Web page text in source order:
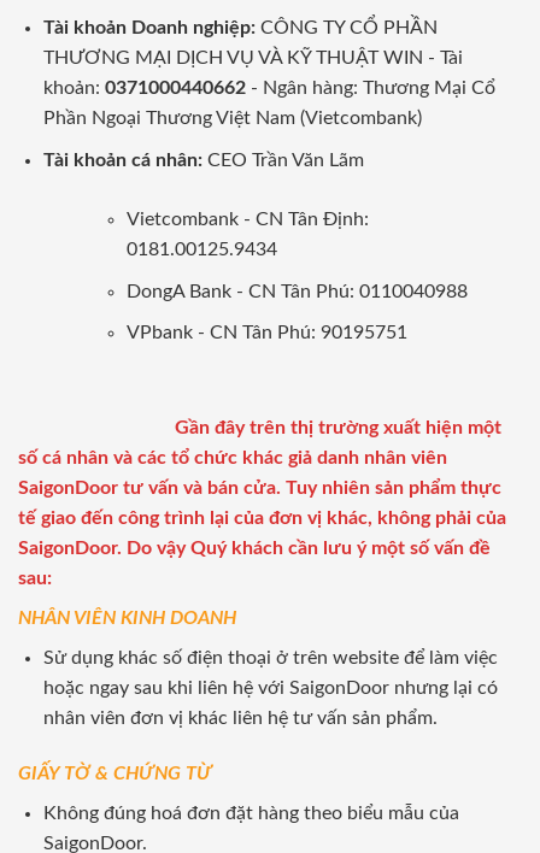
Tài khoản Doanh nghiệp:CÔNG TY CỔ PHẦN
THƯƠNG MẠI DỊCH VỤ VÀ KỸ THUẬT WIN - Tài
khoản: 0371000440662- Ngân hàng: Thương Mại Cổ
Phần Ngoại Thương Việt Nam (Vietcombank)
Tài khoản cá nhân: CEO Trần Văn Lãm
Vietcombank - CN Tân Định:
0181.00125.9434
DongA Bank - CN Tân Phú: 0110040988
VPbank - CN Tân Phú: 90195751
Gần đây trên thị trường xuất hiện một
số cá nhân và các tổ chức khác giả danh nhân viên
SaigonDoor tư vấn và bán cửa. Tuy nhiên sản phẩm thực
tế giao đến công trình lại của đơn vị khác, không phải của
SaigonDoor. Do vậy Quý khách cần lưu ý một số vấn đề
sau:
NHÂN VIÊN KINH DOANH
Sử dụng khác số điện thoại ở trên website để làm việc
hoặc ngay sau khi liên hệ với SaigonDoor nhưng lại có
nhân viên đơn vị khác liên hệ tư vấn sản phẩm.
GIẤY TỜ & CHỨNG TỪ
Không đúng hoá đơn đặt hàng theo biểu mẫu của
SaigonDoor.